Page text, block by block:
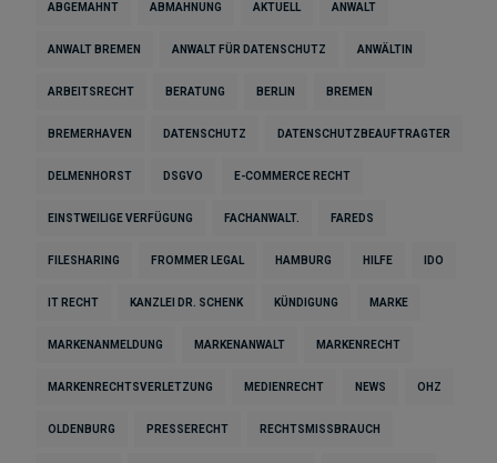
ABGEMAHNT ABMAHNUNG AKTUELL ANWALT
ANWALT BREMEN ANWALT FÜR DATENSCHUTZ ANWÄLTIN
ARBEITSRECHT BERATUNG BERLIN BREMEN
BREMERHAVEN DATENSCHUTZ DATENSCHUTZBEAUFTRAGTER
DELMENHORST DSGVO E-COMMERCE RECHT
EINSTWEILIGE VERFÜGUNG FACHANWALT. FAREDS
FILESHARING FROMMER LEGAL HAMBURG HILFE IDO
IT RECHT KANZLEI DR. SCHENK KÜNDIGUNG MARKE
MARKENANMELDUNG MARKENANWALT MARKENRECHT
MARKENRECHTSVERLETZUNG MEDIENRECHT NEWS OHZ
OLDENBURG PRESSERECHT RECHTSMISSBRAUCH